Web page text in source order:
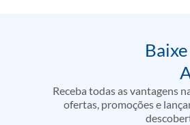
Receba todas as vantagens
ofertas, promoções e